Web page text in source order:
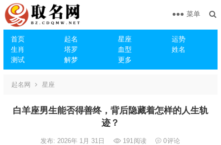
首页 起名 星座
运势
生肖
塔罗 血型
姓名
测试
解梦 更多
菜单
起名网 星座
白羊座男生能否得善终，背后隐藏着怎样的人生轨
迹？
发布: 2026年 1月 31日 191阅读 0评论